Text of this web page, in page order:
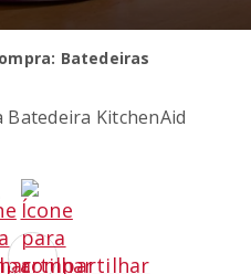
Batedeiras
Batedeira KitchenAid